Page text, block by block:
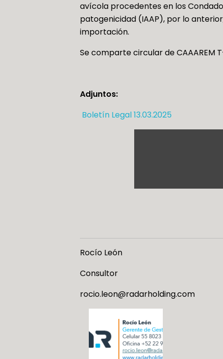
avícola procedentes en los
patogenicidad (IAAP), por lo
importación.
Se comparte circular de CAAAREM
Adjuntos:
Boletín Legal 13.03.2025
Rocío León
Consultor
rocio.leon@radarholding.com